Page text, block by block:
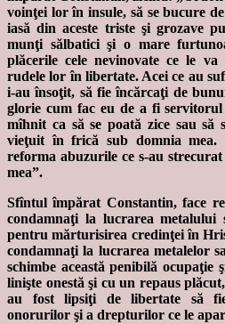
voinţei lor în insule, să se bucure
iasă din aceste triste şi grozave
munţi sălbatici şi o mare
plăcerile cele nevinovate ce le
rudele lor în libertate. Acei ce au
i-au însoţit, să fie încărcaţi de
glorie cum fac eu de a fi
mîhnit ca să se poată zice sau să
vieţuit în frică sub domnia
reforma abuzurile ce s-au
mea”.
Sfîntul împărat Constantin, face
condamnaţi la lucrarea
pentru mărturisirea credinţei în
condamnaţi la lucrarea metalelor
schimbe această penibilă ocupaţie
linişte onestă şi cu un repaus
au fost lipsiţi de libertate să
onorurilor şi a drepturilor ce le